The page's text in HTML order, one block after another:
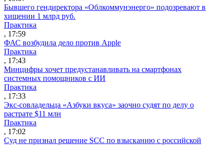
Бывшего гендиректора «Облкоммунэнерго» подозревают в
хищении 1 млрд руб.
Практика
, 17:59
ФАС возбудила дело против Apple
Практика
, 17:43
Минцифры хочет предустанавливать на смартфонах
системных помощников с ИИ
Практика
, 17:33
Экс-совладельца «Азбуки вкуса» заочно судят по делу о
растрате $11 млн
Практика
, 17:02
Суд не признал решение SCC по взысканию с российской